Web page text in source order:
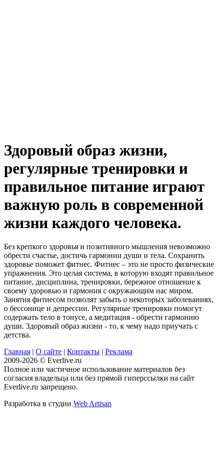
Здоровый образ жизни,
регулярные тренировки и
правильное питание играют
важную роль в современной
жизни каждого человека.
Без крепкого здоровья и позитивного мышления невозможно
обрести счастье, достичь гармонии души и тела. Сохранить
здоровье поможет фитнес. Фитнес – это не просто физические
упражнения. Это целая система, в которую входят правильное
питание, дисциплина, тренировки, бережное отношение к
своему здоровью и гармония с окружающим нас миром.
Занятия фитнесом позволят забыть о некоторых заболеваниях,
о бессонице и депрессии. Регулярные тренировки помогут
содержать тело в тонусе, а медитация - обрести гармонию
души. Здоровый образ жизни - то, к чему надо приучать с
детства.
Главная
О сайте Контакты
Реклама
2009-2026 © Everlive.ru
Полное или частичное использование материалов без
согласия владельца или без прямой гиперссылки на сайт
Everlive.ru запрещено.
Разработка в студии Web Artisan